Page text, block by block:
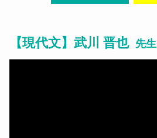
【現代文】武川 晋也 先生